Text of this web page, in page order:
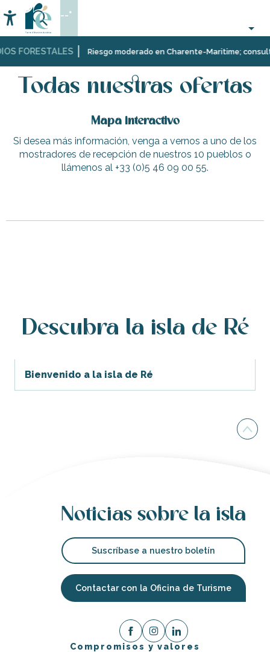
au
contenu
principal
FORESTALES Riesgo moderado en Charente-Maritime;
Accessibilité
Buscar
--°
Página Web Todas nuestras ofertas
Todas nuestras ofertas
Mapa interactivo
Si desea más información, venga a vernos a uno de los
mostradores de recepción de nuestros 10 pueblos o
llámenos al +33 (0)5 46 09 00 55.
Clases particulares de e-foil en Les Portes-en-Ré
Juego de escape : Cazador de tesoros
Descubra la isla de Ré
Bienvenido a la isla de Ré
Noticias sobre la isla
Suscríbase a nuestro boletín
Contactar con la Oficina de Turisme
Compromisos y valores